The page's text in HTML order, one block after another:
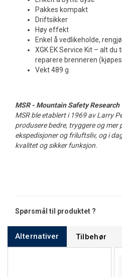
Pakkes kompakt
Driftsikker
Høy effekt
Enkel å vedlikeholde,
XGK EK Service Kit – alt
reparere brenneren
Vekt 489 g
MSR - Mountain Safety Research
MSR ble etablert i 1969 av Larry
produsere bedre, tryggere og mer
ekspedisjoner og friluftsliv, og i
kvalitet og sikker funksjon.
Spørsmål til produktet ?
Alternativer Tilbehør